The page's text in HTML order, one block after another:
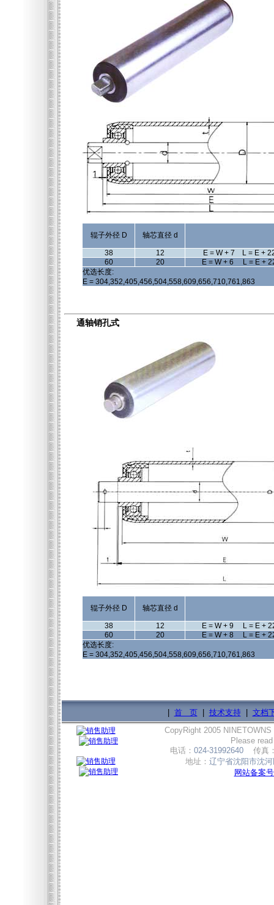
辊子外径 D 轴芯直径 d
38 12
E = W + 7 L = E +
60
20
E = W + 6 L = E +
优选长度:
E = 304,352,405,456,504,558,609,656,710,761,863
通轴销孔式
辊子外径 D 轴芯直径 d
38 12
E = W + 9 L = E +
60
20
E = W + 8 L = E +
优选长度:
E = 304,352,405,456,504,558,609,656,710,761,863
首 页| 技术支持| 文档
CopyRight 2005 NINETOWNS
Please
电话： 024-31992640 传真
地址： 辽宁省沈阳市沈
网站备案